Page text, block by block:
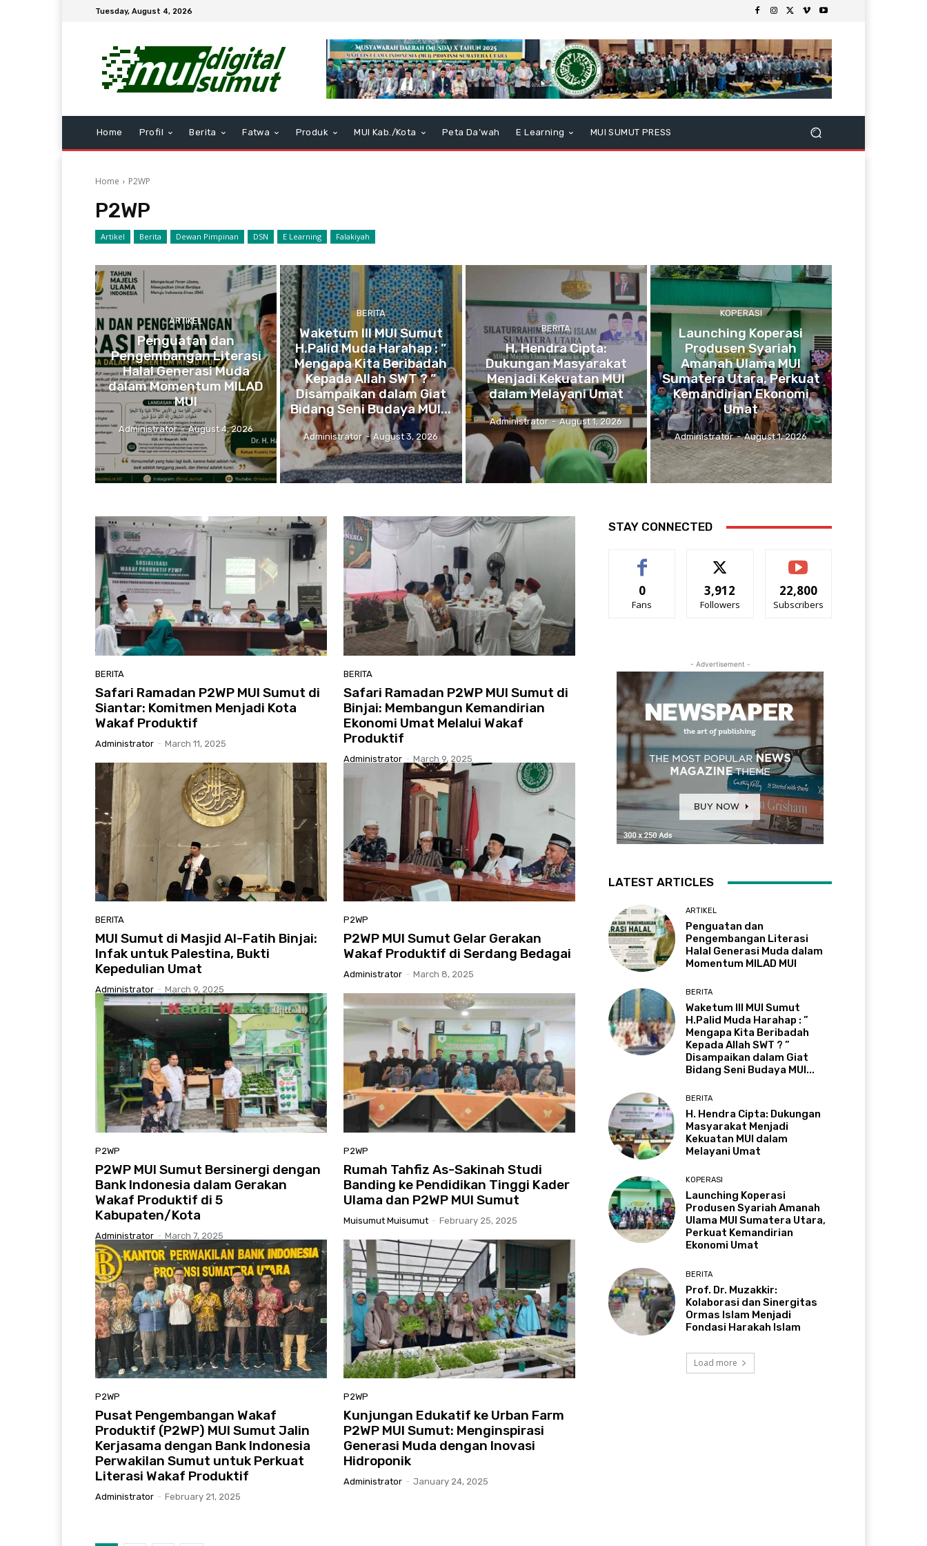
Tuesday, August 4, 2026
Home Profil Berita Fatwa Produk MUI Kab./Kota Peta Da’wah E Learning MUI SUMUT PRESS
Home P2WP
P2WP
Artikel Berita Dewan Pimpinan DSN E Learning Falakiyah
ARTIKEL
Penguatan dan
Pengembangan Literasi
Halal Generasi Muda
dalam Momentum MILAD
MUI
Administrator - August 4, 2026
BERITA
Waketum III MUI Sumut
H.Palid Muda Harahap : ”
Mengapa Kita Beribadah
Kepada Allah SWT ? ”
Disampaikan dalam Giat
Bidang Seni Budaya MUI...
Administrator - August 3, 2026
BERITA
H. Hendra Cipta:
Dukungan Masyarakat
Menjadi Kekuatan MUI
dalam Melayani Umat
Administrator - August 1, 2026
KOPERASI
Launching Koperasi
Produsen Syariah
Amanah Ulama MUI
Sumatera Utara, Perkuat
Kemandirian Ekonomi
Umat
Administrator - August 1, 2026
BERITA
Safari Ramadan P2WP MUI Sumut di
Siantar: Komitmen Menjadi Kota
Wakaf Produktif
Administrator - March 11, 2025
BERITA
Safari Ramadan P2WP MUI Sumut di
Binjai: Membangun Kemandirian
Ekonomi Umat Melalui Wakaf
Produktif
Administrator - March 9, 2025
BERITA
MUI Sumut di Masjid Al-Fatih Binjai:
Infak untuk Palestina, Bukti
Kepedulian Umat
Administrator - March 9, 2025
P2WP
P2WP MUI Sumut Gelar Gerakan
Wakaf Produktif di Serdang Bedagai
Administrator - March 8, 2025
P2WP
P2WP MUI Sumut Bersinergi dengan
Bank Indonesia dalam Gerakan
Wakaf Produktif di 5
Kabupaten/Kota
Administrator - March 7, 2025
P2WP
Rumah Tahfiz As-Sakinah Studi
Banding ke Pendidikan Tinggi Kader
Ulama dan P2WP MUI Sumut
Muisumut Muisumut - February 25, 2025
P2WP
Pusat Pengembangan Wakaf
Produktif (P2WP) MUI Sumut Jalin
Kerjasama dengan Bank Indonesia
Perwakilan Sumut untuk Perkuat
Literasi Wakaf Produktif
Administrator - February 21, 2025
P2WP
Kunjungan Edukatif ke Urban Farm
P2WP MUI Sumut: Menginspirasi
Generasi Muda dengan Inovasi
Hidroponik
Administrator - January 24, 2025
STAY CONNECTED
0
Fans
3,912
Followers
22,800
Subscribers
- Advertisement -
LATEST ARTICLES
ARTIKEL
Penguatan dan
Pengembangan Literasi
Halal Generasi Muda dalam
Momentum MILAD MUI
BERITA
Waketum III MUI Sumut
H.Palid Muda Harahap : ”
Mengapa Kita Beribadah
Kepada Allah SWT ? ”
Disampaikan dalam Giat
Bidang Seni Budaya MUI...
BERITA
H. Hendra Cipta: Dukungan
Masyarakat Menjadi
Kekuatan MUI dalam
Melayani Umat
KOPERASI
Launching Koperasi
Produsen Syariah Amanah
Ulama MUI Sumatera Utara,
Perkuat Kemandirian
Ekonomi Umat
BERITA
Prof. Dr. Muzakkir:
Kolaborasi dan Sinergitas
Ormas Islam Menjadi
Fondasi Harakah Islam
Load more